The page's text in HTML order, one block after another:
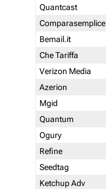
Quantcast
Comparasemplice
Bemail.it
Che Tariffa
Verizon Media
Azerion
Mgid
Quantum
Ogury
Refine
Seedtag
Ketchup Adv